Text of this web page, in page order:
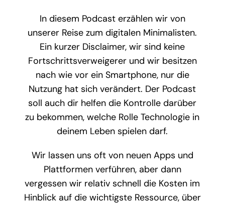
In diesem Podcast erzählen wir von
unserer Reise zum digitalen Minimalisten.
Ein kurzer Disclaimer, wir sind keine
Fortschrittsverweigerer und wir besitzen
nach wie vor ein Smartphone, nur die
Nutzung hat sich verändert. Der Podcast
soll auch dir helfen die Kontrolle darüber
zu bekommen, welche Rolle Technologie in
deinem Leben spielen darf.
Wir lassen uns oft von neuen Apps und
Plattformen verführen, aber dann
vergessen wir relativ schnell die Kosten im
Hinblick auf die wichtigste Ressource, über